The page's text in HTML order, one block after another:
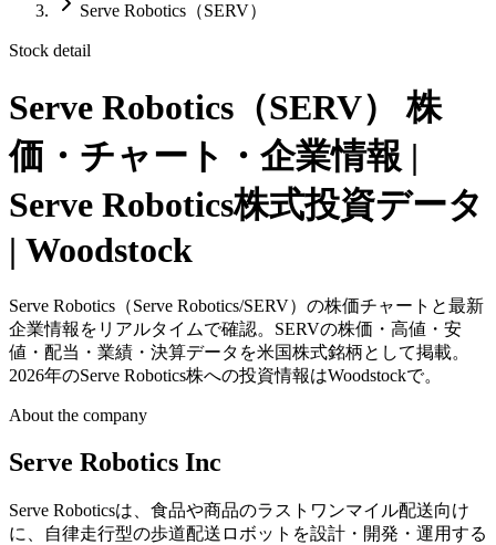
Serve Robotics（SERV）
Stock detail
Serve Robotics（SERV）
株
価・チャート・企業情報 |
Serve Robotics株式投資データ
| Woodstock
Serve Robotics（Serve Robotics/SERV）の株価チャートと最新
企業情報をリアルタイムで確認。SERVの株価・高値・安
値・配当・業績・決算データを米国株式銘柄として掲載。
2026年のServe Robotics株への投資情報はWoodstockで。
About the company
Serve Robotics Inc
Serve Roboticsは、食品や商品のラストワンマイル配送向け
に、自律走行型の歩道配送ロボットを設計・開発・運用する